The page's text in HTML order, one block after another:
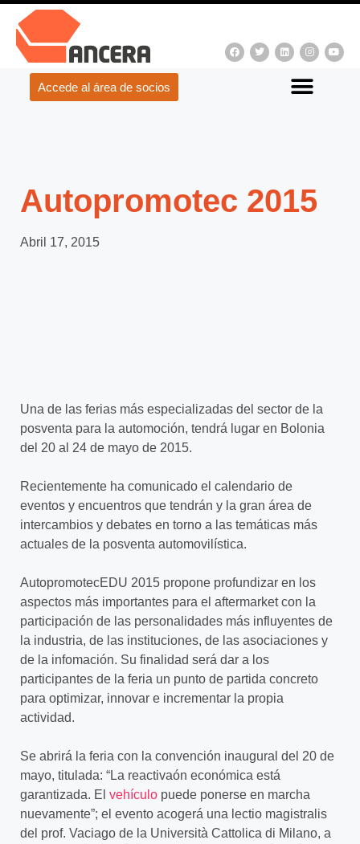
Accede al área de socios
Autopromotec 2015
Abril 17, 2015
Una de las ferias más especializadas del sector de la
posventa para la automoción, tendrá lugar en Bolonia
del 20 al 24 de mayo de 2015.
Recientemente ha comunicado el calendario de
eventos y encuentros que tendrán y la gran área de
intercambios y debates en torno a las temáticas más
actuales de la posventa automovilística.
AutopromotecEDU 2015 propone profundizar en los
aspectos más importantes para el aftermarket con la
participación de las personalidades más influyentes de
la industria, de las instituciones, de las asociaciones y
de la infomación. Su finalidad será dar a los
participantes de la feria un punto de partida concreto
para optimizar, innovar e incrementar la propia
actividad.
Se abrirá la feria con la convención inaugural del 20 de
mayo, titulada: “La reactivaón económica está
garantizada. El vehículo puede ponerse en marcha
nuevamente”; el evento acogerá una lectio magistralis
del prof. Vaciago de la Università Cattolica di Milano, a